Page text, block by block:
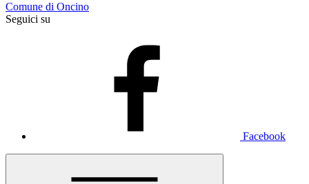
Comune di Oncino
Seguici su
Facebook